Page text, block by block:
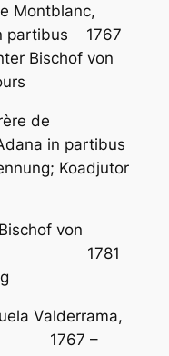
Montblanc,
partibus 1767
Bischof von
de
in partibus
Koadjutor
von
Valderrama,
1767 –